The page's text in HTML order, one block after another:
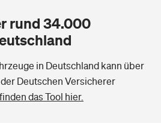
rund 34.000
in Deutschland kann über
Deutschen Versicherer
das Tool hier.